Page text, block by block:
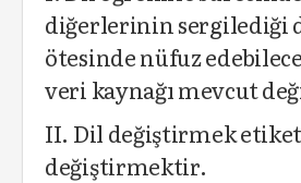
diğerlerinin sergilediği
ötesinde nüfuz
veri kaynağı mevcut
II. Dil değiştirmek
değiştirmektir.